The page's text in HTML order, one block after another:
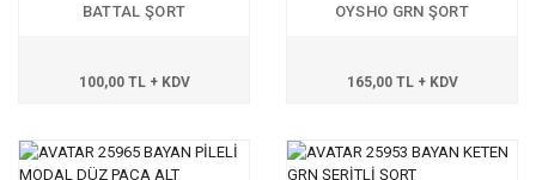
BATTAL ŞORT
100,00 TL + KDV
OYSHO GRN ŞORT
165,00 TL + KDV